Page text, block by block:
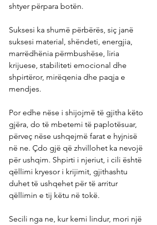
shtyer përpara botën.
Suksesi ka shumë përbërës, siç janë
suksesi material, shëndeti, energjia,
marrëdhënia përmbushëse, liria
krijuese, stabiliteti emocional dhe
shpirtëror, mirëqenia dhe paqja e
mendjes.
Por edhe nëse i shijojmë të gjitha këto
gjëra, do të mbetemi të paplotësuar,
përveç nëse ushqejmë farat e hyjnisë
në ne. Çdo gjë që zhvillohet ka nevojë
për ushqim. Shpirti i njeriut, i cili është
qëllimi kryesor i krijimit, gjithashtu
duhet të ushqehet për të arritur
qëllimin e tij këtu në tokë.
Secili nga ne, kur kemi lindur, mori një